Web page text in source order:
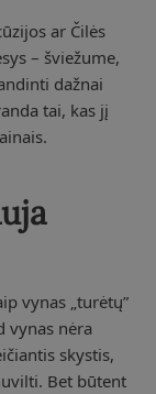
ar Čilės
– šviežume,
dažnai
tai, kas jį
vynas „turėtų”
vynas nėra
skystis,
Bet būtent